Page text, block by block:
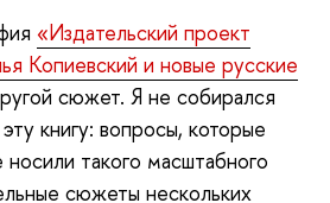
«Издательский проект
Копиевский и новые русские
сюжет. Я не собирался
книгу: вопросы, которые
такого масштабного
сюжеты нескольких